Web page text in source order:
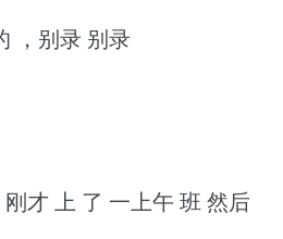
，别录 别录
才 上 了 一上午 班 然后